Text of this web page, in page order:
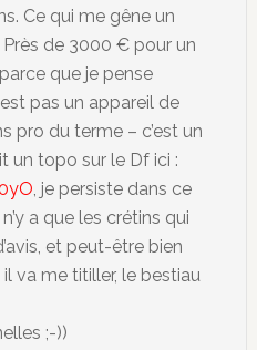
Ce qui me gêne un
Près de 3000 € pour un
que je pense
pas un appareil de
pro du terme – c’est un
un topo sur le Df ici :
, je persiste dans ce
a que les crétins qui
et peut-être bien
il va me titiller, le bestiau
;-))